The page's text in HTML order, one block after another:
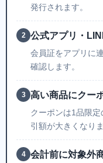
発行されます。
2 公式アプリ・
会員証をアプリに
確認します。
3 高い商品にクー
クーポンは1品限
引額が大きくなりま
4 会計前に対象外